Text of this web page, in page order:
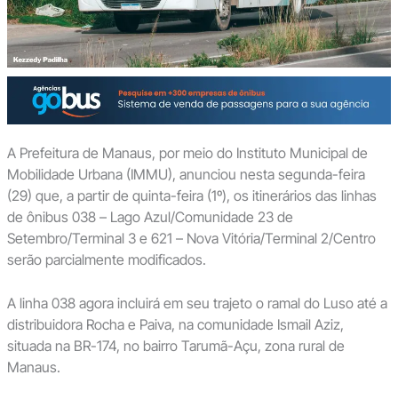
A Prefeitura de Manaus, por meio do Instituto Municipal de
Mobilidade Urbana (IMMU), anunciou nesta segunda-feira
(29) que, a partir de quinta-feira (1º), os itinerários das linhas
de ônibus 038 – Lago Azul/Comunidade 23 de
Setembro/Terminal 3 e 621 – Nova Vitória/Terminal 2/Centro
serão parcialmente modificados.
A linha 038 agora incluirá em seu trajeto o ramal do Luso até a
distribuidora Rocha e Paiva, na comunidade Ismail Aziz,
situada na BR-174, no bairro Tarumã-Açu, zona rural de
Manaus.